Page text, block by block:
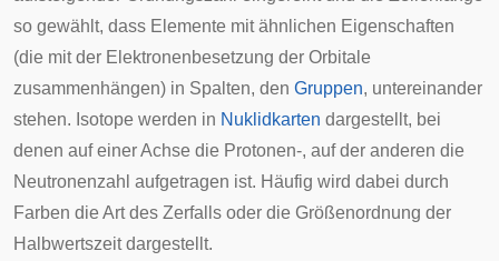
so gewählt, dass Elemente mit ähnlichen Eigenschaften
(die mit der Elektronenbesetzung der Orbitale
zusammenhängen) in Spalten, den Gruppen, untereinander
stehen. Isotope werden in Nuklidkarten dargestellt, bei
denen auf einer Achse die Protonen-, auf der anderen die
Neutronenzahl aufgetragen ist. Häufig wird dabei durch
Farben die Art des Zerfalls oder die Größenordnung der
Halbwertszeit dargestellt.